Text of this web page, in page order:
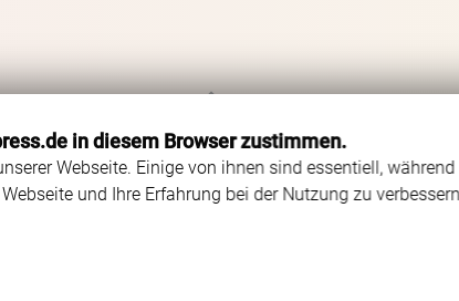
in diesem Browser zustimmen.
Webseite. Einige von ihnen sind essentiell, während
und Ihre Erfahrung bei der Nutzung zu
Zurück zum Seitenanfang